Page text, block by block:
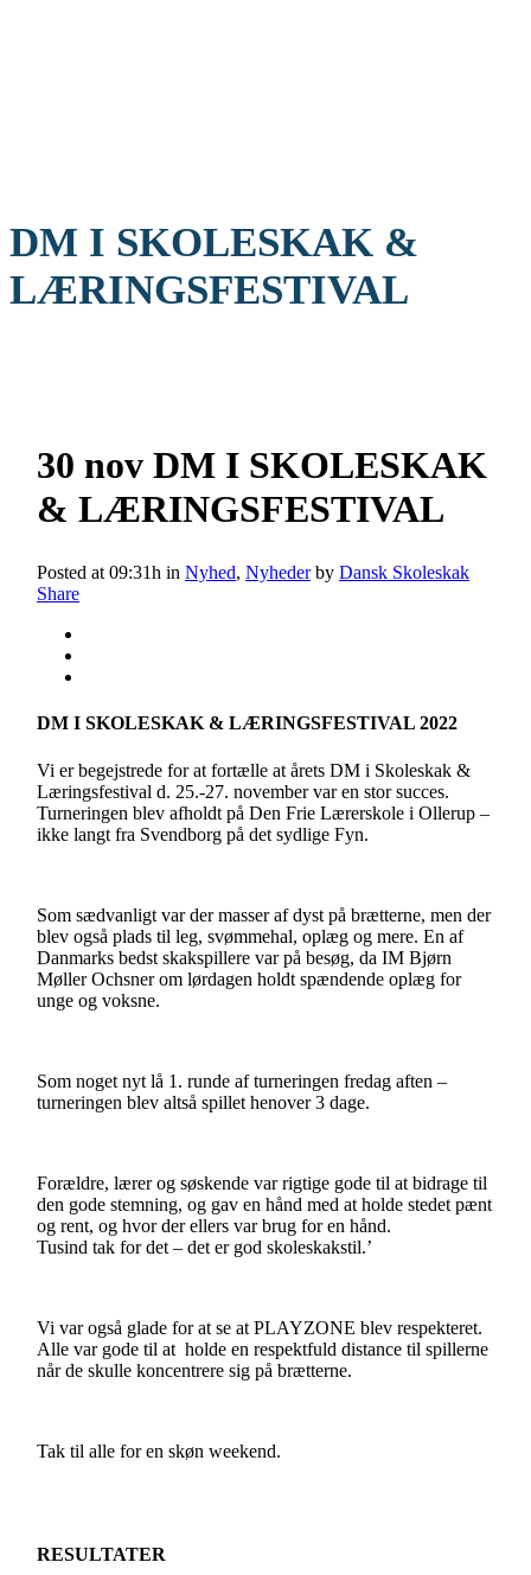
DM I SKOLESKAK &
LÆRINGSFESTIVAL
30 nov DM I SKOLESKAK
& LÆRINGSFESTIVAL
Posted at 09:31h in Nyhed, Nyheder by Dansk Skoleskak
Share
DM I SKOLESKAK & LÆRINGSFESTIVAL 2022
Vi er begejstrede for at fortælle at årets DM i Skoleskak &
Læringsfestival d. 25.-27. november var en stor succes.
Turneringen blev afholdt på Den Frie Lærerskole i Ollerup –
ikke langt fra Svendborg på det sydlige Fyn.
Som sædvanligt var der masser af dyst på brætterne, men der
blev også plads til leg, svømmehal, oplæg og mere. En af
Danmarks bedst skakspillere var på besøg, da IM Bjørn
Møller Ochsner om lørdagen holdt spændende oplæg for
unge og voksne.
Som noget nyt lå 1. runde af turneringen fredag aften –
turneringen blev altså spillet henover 3 dage.
Forældre, lærer og søskende var rigtige gode til at bidrage til
den gode stemning, og gav en hånd med at holde stedet pænt
og rent, og hvor der ellers var brug for en hånd.
Tusind tak for det – det er god skoleskakstil.’
Vi var også glade for at se at PLAYZONE blev respekteret.
Alle var gode til at holde en respektfuld distance til spillerne
når de skulle koncentrere sig på brætterne.
Tak til alle for en skøn weekend.
RESULTATER